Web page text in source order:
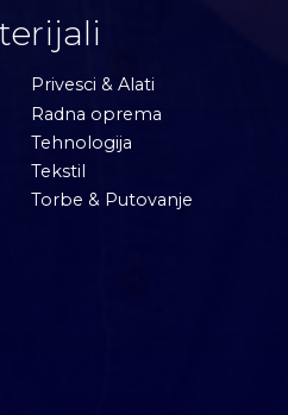
Privesci & Alati
Radna oprema
Tehnologija
Tekstil
Torbe & Putovanje